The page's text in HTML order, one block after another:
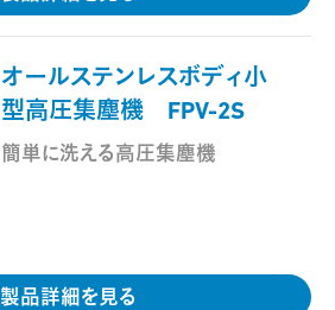
オールステンレスボディ小
型高圧集塵機 FPV-2S
簡単に洗える高圧集塵機
製品詳細を見る